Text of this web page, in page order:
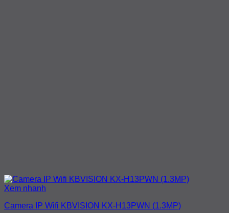
Xem nhanh
Camera IP Wifi KBVISION KX-H13PWN (1.3MP)